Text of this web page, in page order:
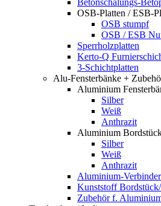
Betonschalungs-
OSB-Platten / ESB-
OSB stumpf
OSB / ESB
Sperrholzplatten
Kerto-Q
3-Schichtplatten
Alu-Fensterbänke +
Aluminium
Silber
Weiß
Anthrazit
Aluminium
Silber
Weiß
Anthrazit
Aluminium-Verbinder
Kunststoff
Zubehör f.